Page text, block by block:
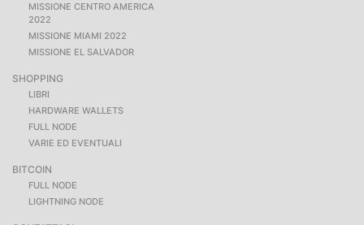
MISSIONE CENTRO AMERICA
2022
MISSIONE MIAMI 2022
MISSIONE EL SALVADOR
SHOPPING
LIBRI
HARDWARE WALLETS
FULL NODE
VARIE ED EVENTUALI
BITCOIN
FULL NODE
LIGHTNING NODE